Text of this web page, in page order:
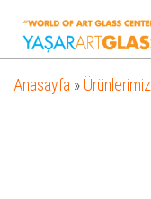
Anasayfa » Ürünlerimiz